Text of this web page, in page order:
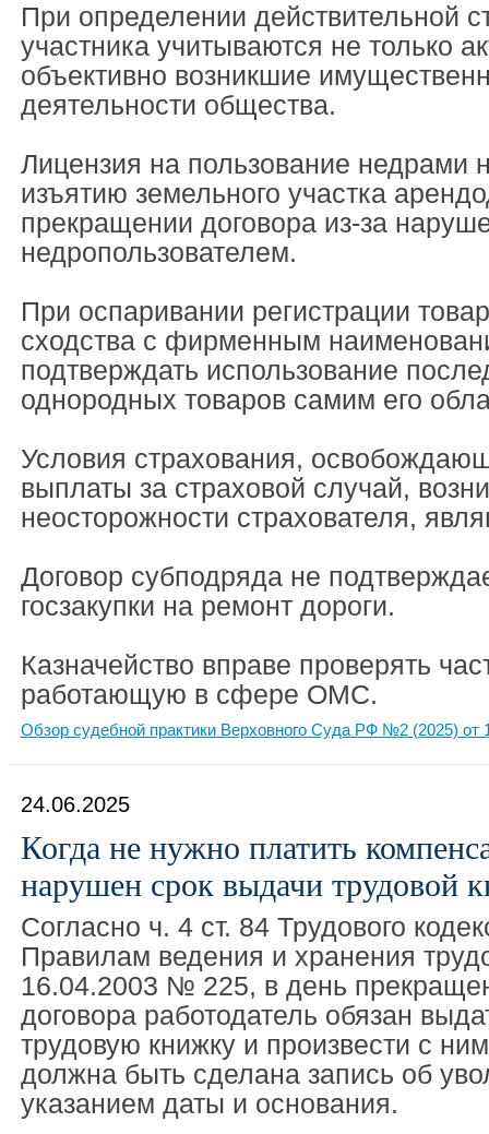
При определении действительной
участника учитываются не только
объективно возникшие
деятельности общества.
Лицензия на пользование недрами
изъятию земельного участка
прекращении договора из-за
недропользователем.
При оспаривании регистрации
сходства с фирменным
подтверждать использование
однородных товаров самим его
Условия страхования,
выплаты за страховой случай,
неосторожности страхователя,
Договор субподряда не
госзакупки на ремонт дороги.
Казначейство вправе проверять
работающую в сфере ОМС.
Обзор судебной практики Верховного Суда РФ №2 (2025) от
24.06.2025
Когда не нужно платить
нарушен срок выдачи трудовой
Согласно ч. 4 ст. 84 Трудового
Правилам ведения и хранения
16.04.2003 № 225, в день
договора работодатель обязан
трудовую книжку и произвести с
должна быть сделана запись об
указанием даты и основания.